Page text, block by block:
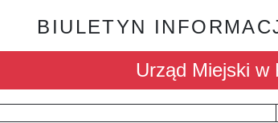
BIULETYN
Urząd Miejski w